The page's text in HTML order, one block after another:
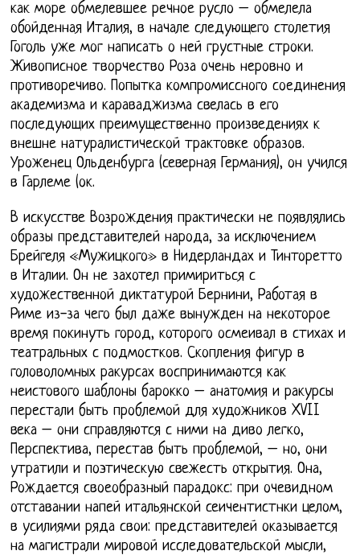
как море обмелевшее речное русло – обмелела
обойденная Италия, в начале следующего столетия
Гоголь уже мог написать о ней грустные строки.
Живописное творчество Роза очень неровно и
противоречиво. Попытка компромиссного соединения
академизма и караваджизма свелась в его
последующих преимущественно произведениях к
внешне натуралистической трактовке образов.
Уроженец Ольденбурга (северная Германия), он учился
в Гарлеме (ок.
В искусстве Возрождения практически не появлялись
образы представителей народа, за исключением
Брейгеля «Мужицкого» в Нидерландах и Тинторетто
в Италии. Он не захотел примириться с
художественной диктатурой Бернини, Работая в
Риме из-за чего был даже вынужден на некоторое
время покинуть город, которого осмеивал в стихах и
театральных с подмостков. Скопления фигур в
головоломных ракурсах воспринимаются как
неистового шаблоны барокко – анатомия и ракурсы
перестали быть проблемой для художников XVII
века – они справляются с ними на диво легко,
Перспектива, перестав быть проблемой, – но, они
утратили и поэтическую свежесть открытия. Она,
Рождается своеобразный парадокс: при очевидном
отставании напей итальянской сеичентистнки целом,
в усилиями ряда свои: представителей оказывается
на магистрали мировой исследовательской мысли,